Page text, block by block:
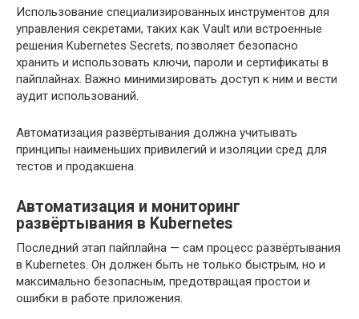
Использование специализированных инструментов для
управления секретами, таких как Vault или встроенные
решения Kubernetes Secrets, позволяет безопасно
хранить и использовать ключи, пароли и сертификаты в
пайплайнах. Важно минимизировать доступ к ним и вести
аудит использований.
Автоматизация развёртывания должна учитывать
принципы наименьших привилегий и изоляции сред для
тестов и продакшена.
Автоматизация и мониторинг
развёртывания в Kubernetes
Последний этап пайплайна — сам процесс развёртывания
в Kubernetes. Он должен быть не только быстрым, но и
максимально безопасным, предотвращая простои и
ошибки в работе приложения.